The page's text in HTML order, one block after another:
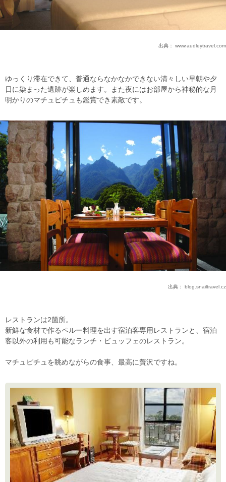
出典： www.audleytravel.com
ゆっくり滞在できて、普通ならなかなかできない清々しい早朝や夕
日に染まった遺跡が楽しめます。また夜にはお部屋から神秘的な月
明かりのマチュピチュも鑑賞でき素敵です。
出典： blog.snailtravel.cz
レストランは2箇所。
新鮮な食材で作るペルー料理を出す宿泊客専用レストランと、宿泊
客以外の利用も可能なランチ・ビュッフェのレストラン。
マチュピチュを眺めながらの食事、最高に贅沢ですね。